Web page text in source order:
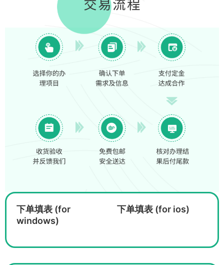
下单填表 (for
windows)
下单填表 (for ios)